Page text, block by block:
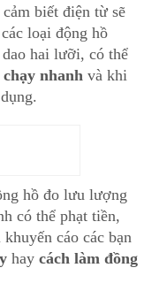
biết điện từ sẽ
loại động hồ
hai lưỡi, có thể
nhanh và khi
hồ đo lưu lượng
có thể phạt tiền,
cáo các bạn
hay cách làm đồng